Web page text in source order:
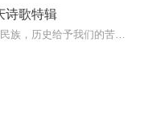
诗歌特辑